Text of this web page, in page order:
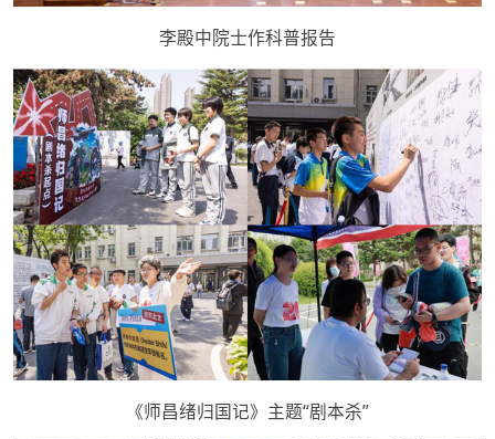
李殿中院士作科普报告
《师昌绪归国记》主题“剧本杀”